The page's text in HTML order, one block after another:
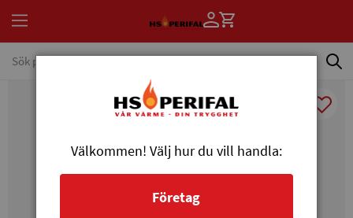
Välkommen! Välj hur du vill handla:
Företag